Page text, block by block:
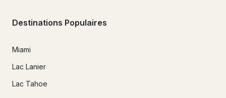
Destinations Populaires
Miami
Lac Lanier
Lac Tahoe